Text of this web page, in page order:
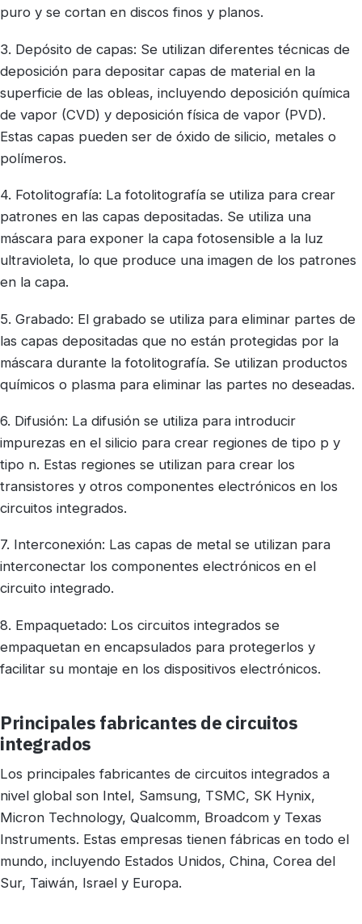
puro y se cortan en discos finos y planos.
3. Depósito de capas: Se utilizan diferentes técnicas de
deposición para depositar capas de material en la
superficie de las obleas, incluyendo deposición química
de vapor (CVD) y deposición física de vapor (PVD).
Estas capas pueden ser de óxido de silicio, metales o
polímeros.
4. Fotolitografía: La fotolitografía se utiliza para crear
patrones en las capas depositadas. Se utiliza una
máscara para exponer la capa fotosensible a la luz
ultravioleta, lo que produce una imagen de los patrones
en la capa.
5. Grabado: El grabado se utiliza para eliminar partes de
las capas depositadas que no están protegidas por la
máscara durante la fotolitografía. Se utilizan productos
químicos o plasma para eliminar las partes no deseadas.
6. Difusión: La difusión se utiliza para introducir
impurezas en el silicio para crear regiones de tipo p y
tipo n. Estas regiones se utilizan para crear los
transistores y otros componentes electrónicos en los
circuitos integrados.
7. Interconexión: Las capas de metal se utilizan para
interconectar los componentes electrónicos en el
circuito integrado.
8. Empaquetado: Los circuitos integrados se
empaquetan en encapsulados para protegerlos y
facilitar su montaje en los dispositivos electrónicos.
Principales fabricantes de circuitos
integrados
Los principales fabricantes de circuitos integrados a
nivel global son Intel, Samsung, TSMC, SK Hynix,
Micron Technology, Qualcomm, Broadcom y Texas
Instruments. Estas empresas tienen fábricas en todo el
mundo, incluyendo Estados Unidos, China, Corea del
Sur, Taiwán, Israel y Europa.